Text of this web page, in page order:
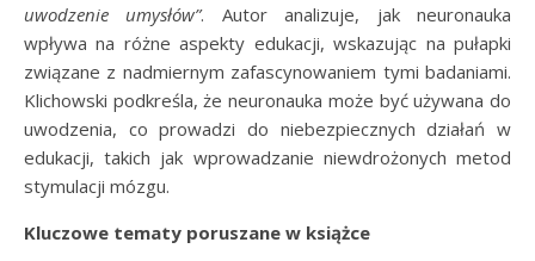
uwodzenie umysłów”. Autor analizuje, jak neuronauka
wpływa na różne aspekty edukacji, wskazując na pułapki
związane z nadmiernym zafascynowaniem tymi badaniami.
Klichowski podkreśla, że neuronauka może być używana do
uwodzenia, co prowadzi do niebezpiecznych działań w
edukacji, takich jak wprowadzanie niewdrożonych metod
stymulacji mózgu.
Kluczowe tematy poruszane w książce